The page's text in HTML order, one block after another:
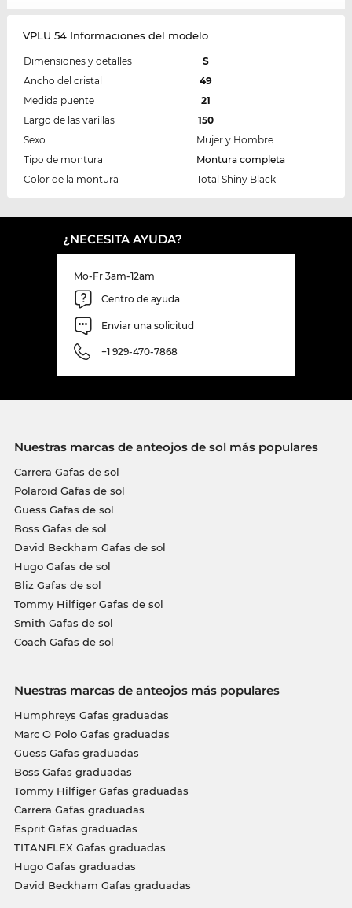
VPLU 54 Informaciones del modelo
Dimensiones y detalles
S
Ancho del cristal
49
Medida puente
21
Largo de las varillas
150
Sexo
Mujer y Hombre
Tipo de montura
Montura completa
Color de la montura
Total Shiny Black
¿NECESITA AYUDA?
Mo-Fr 3am-12am
Centro de ayuda
Enviar una solicitud
+1 929-470-7868
Nuestras marcas de anteojos de sol más populares
Carrera Gafas de sol
Polaroid Gafas de sol
Guess Gafas de sol
Boss Gafas de sol
David Beckham Gafas de sol
Hugo Gafas de sol
Bliz Gafas de sol
Tommy Hilfiger Gafas de sol
Smith Gafas de sol
Coach Gafas de sol
Nuestras marcas de anteojos más populares
Humphreys Gafas graduadas
Marc O Polo Gafas graduadas
Guess Gafas graduadas
Boss Gafas graduadas
Tommy Hilfiger Gafas graduadas
Carrera Gafas graduadas
Esprit Gafas graduadas
TITANFLEX Gafas graduadas
Hugo Gafas graduadas
David Beckham Gafas graduadas